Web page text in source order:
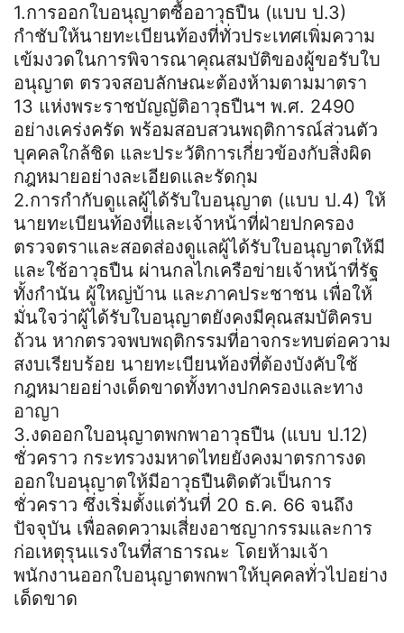
1.การออกใบอนุญาตซื้ออาวุธปืน (แบบ ป.3)
กำชับให้นายทะเบียนท้องที่ทั่วประเทศเพิ่มความ
เข้มงวดในการพิจารณาคุณสมบัติของผู้ขอรับใบ
อนุญาต ตรวจสอบลักษณะต้องห้ามตามมาตรา
13 แห่งพระราชบัญญัติอาวุธปืนฯ พ.ศ. 2490
อย่างเคร่งครัด พร้อมสอบสวนพฤติการณ์ส่วนตัว
บุคคลใกล้ชิด และประวัติการเกี่ยวข้องกับสิ่งผิด
กฎหมายอย่างละเอียดและรัดกุม
2.การกำกับดูแลผู้ได้รับใบอนุญาต (แบบ ป.4) ให้
นายทะเบียนท้องที่และเจ้าหน้าที่ฝ่ายปกครอง
ตรวจตราและสอดส่องดูแลผู้ได้รับใบอนุญาตให้มี
และใช้อาวุธปืน ผ่านกลไกเครือข่ายเจ้าหน้าที่รัฐ
ทั้งกำนัน ผู้ใหญ่บ้าน และภาคประชาชน เพื่อให้
มั่นใจว่าผู้ได้รับใบอนุญาตยังคงมีคุณสมบัติครบ
ถ้วน หากตรวจพบพฤติกรรมที่อาจกระทบต่อความ
สงบเรียบร้อย นายทะเบียนท้องที่ต้องบังคับใช้
กฎหมายอย่างเด็ดขาดทั้งทางปกครองและทาง
อาญา
3.งดออกใบอนุญาตพกพาอาวุธปืน (แบบ ป.12)
ชั่วคราว กระทรวงมหาดไทยยังคงมาตรการงด
ออกใบอนุญาตให้มีอาวุธปืนติดตัวเป็นการ
ชั่วคราว ซึ่งเริ่มตั้งแต่วันที่ 20 ธ.ค. 66 จนถึง
ปัจจุบัน เพื่อลดความเสี่ยงอาชญากรรมและการ
ก่อเหตุรุนแรงในที่สาธารณะ โดยห้ามเจ้า
พนักงานออกใบอนุญาตพกพาให้บุคคลทั่วไปอย่าง
เด็ดขาด